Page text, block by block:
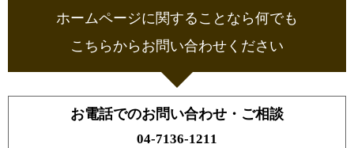
ホームページに関することなら何でも
こちらからお問い合わせください
お電話でのお問い合わせ・ご相談
04-7136-1211